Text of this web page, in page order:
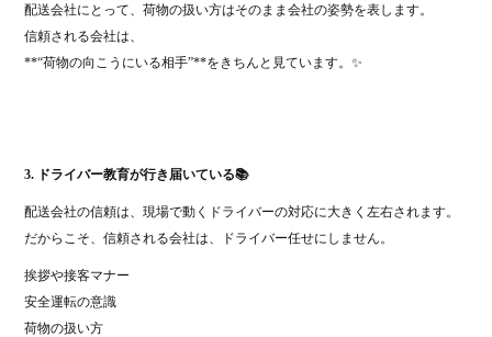
配送会社にとって、荷物の扱い方はそのまま会社の姿勢を表します。
信頼される会社は、
**“荷物の向こうにいる相手”**をきちんと見ています。✨
3. ドライバー教育が行き届いている📚
配送会社の信頼は、現場で動くドライバーの対応に大きく左右されます。
だからこそ、信頼される会社は、ドライバー任せにしません。
挨拶や接客マナー
安全運転の意識
荷物の扱い方